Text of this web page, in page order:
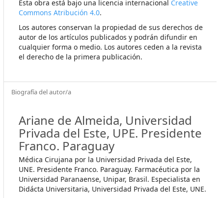
Esta obra está bajo una licencia internacional Creative
Commons Atribución 4.0.
Los autores conservan la propiedad de sus derechos de
autor de los artículos publicados y podrán difundir en
cualquier forma o medio. Los autores ceden a la revista
el derecho de la primera publicación.
Biografía del autor/a
Ariane de Almeida, Universidad
Privada del Este, UPE. Presidente
Franco. Paraguay
Médica Cirujana por la Universidad Privada del Este,
UNE. Presidente Franco. Paraguay. Farmacéutica por la
Universidad Paranaense, Unipar, Brasil. Especialista en
Didácta Universitaria, Universidad Privada del Este, UNE.